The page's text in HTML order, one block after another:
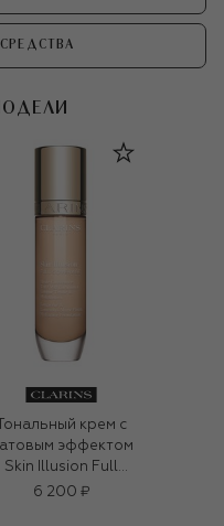
Тональный крем с
эффектом
Skin Illusion Full
Coverage, оттенок
6 200 ₽